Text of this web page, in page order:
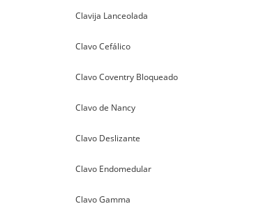
Clavija Lanceolada
Clavo Cefálico
Clavo Coventry Bloqueado
Clavo de Nancy
Clavo Deslizante
Clavo Endomedular
Clavo Gamma